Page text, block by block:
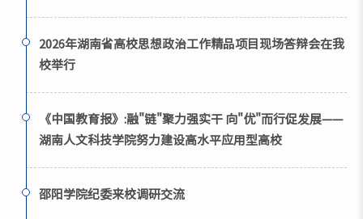
2026年湖南省高校思想政治工作精品项目现场答辩会在我
校举行
《中国教育报》:融"链"聚力强实干 向"优"而行促发展——
湖南人文科技学院努力建设高水平应用型高校
邵阳学院纪委来校调研交流